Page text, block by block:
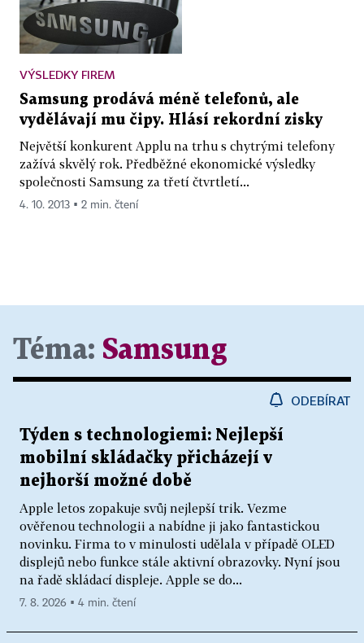
VÝSLEDKY FIREM
Samsung prodává méně telefonů, ale
vydělávají mu čipy. Hlásí rekordní zisky
Největší konkurent Applu na trhu s chytrými telefony
zažívá skvělý rok. Předběžné ekonomické výsledky
společnosti Samsung za třetí čtvrtletí...
4. 10. 2013 ▪ 2 min. čtení
Téma: Samsung
ODEBÍRAT
Týden s technologiemi: Nejlepší
mobilní skládačky přicházejí v
nejhorší možné době
Apple letos zopakuje svůj nejlepší trik. Vezme
ověřenou technologii a nabídne ji jako fantastickou
novinku. Firma to v minulosti udělala v případě OLED
displejů nebo funkce stále aktivní obrazovky. Nyní jsou
na řadě skládací displeje. Apple se do...
7. 8. 2026 ▪ 4 min. čtení